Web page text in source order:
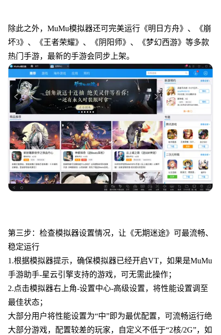
除此之外，MuMu模拟器还可完美运行《明日方舟》、《崩
坏3》、《王者荣耀》、《阴阳师》、《梦幻西游》等多款
热门手游，最新的手游会同步上架。
第三步：检查模拟器设置情况，让《无期迷途》可最流畅、
稳定运行
1.根据模拟器提示，确保模拟器已经开启VT，如果是MuMu
手游助手-星云引擎支持的游戏，可无需此操作；
2.点击模拟器右上角-设置中心-高级设置，将性能设置调至
最佳状态；
大部分用户将性能设置为“中”即为最优配置，可流畅运行绝
大部分游戏，配置较差的玩家，自定义不低于“2核/2G”，如